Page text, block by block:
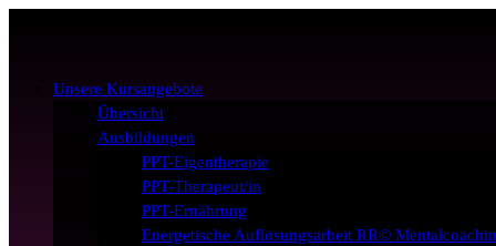
Unsere Kursangebote
Übersicht
Ausbildungen
PPT-Eigentherapie
PPT-Therapeut/in
PPT-Ernährung
Energetische Auflösungsarbeit RR©